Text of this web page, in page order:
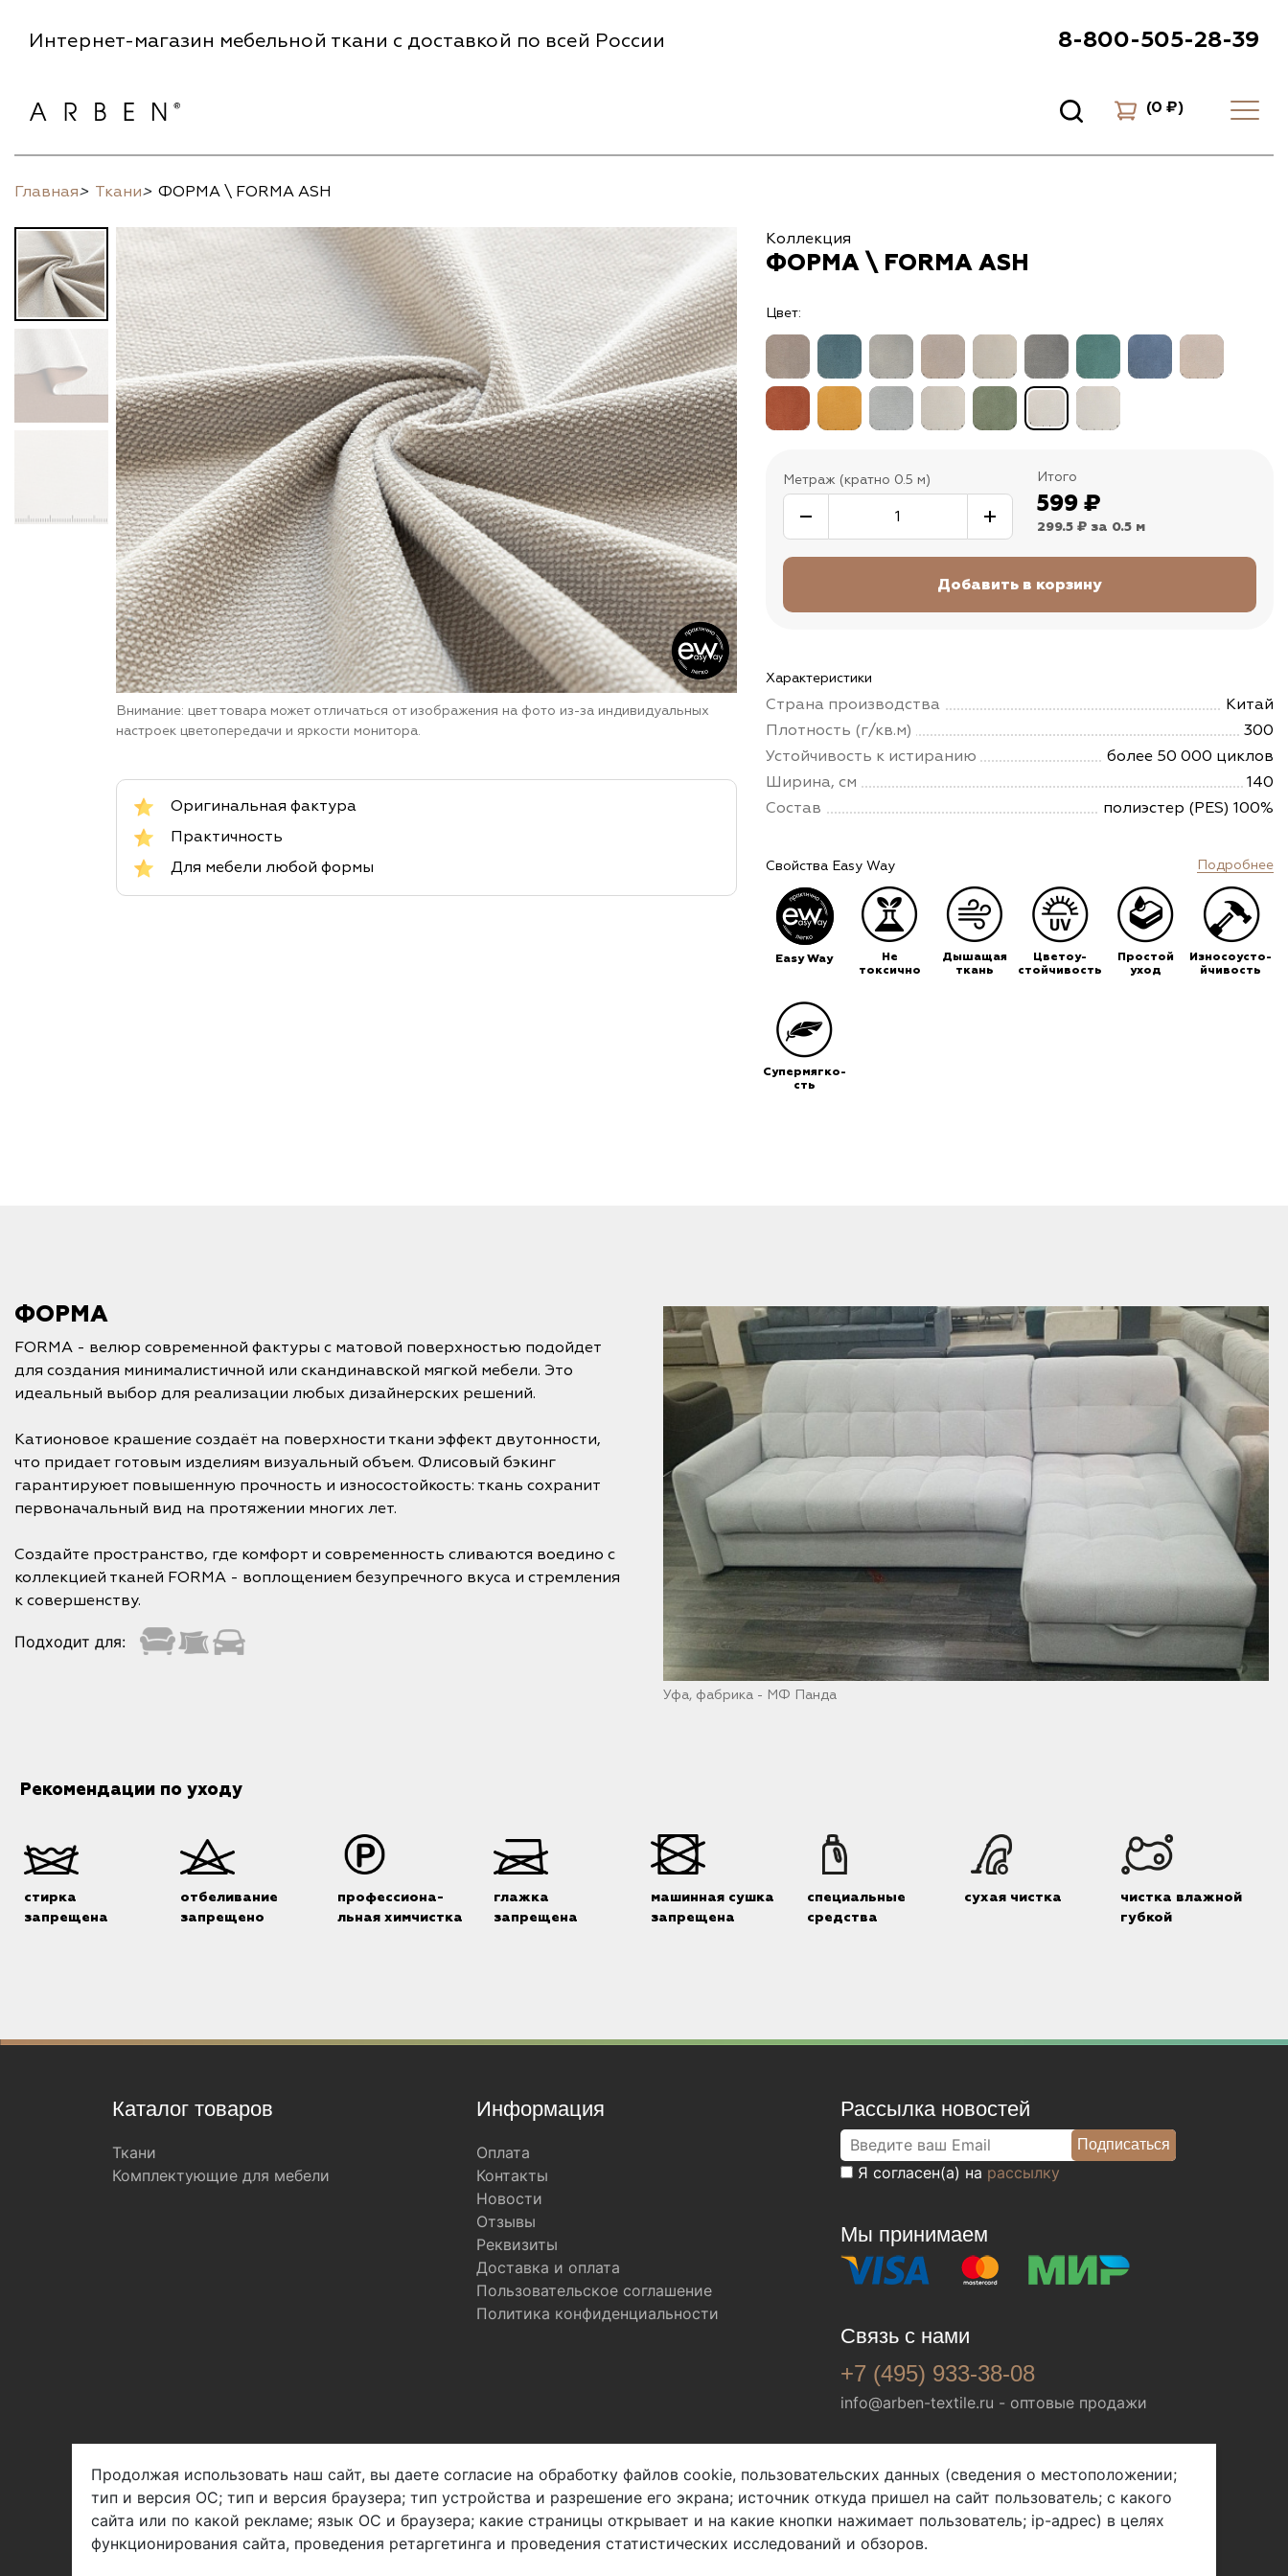
Интернет-магазин мебельной ткани с доставкой по всей России 8-800-505-28-39
(0 ₽)
Главная> Ткани> ФОРМА \ FORMA ASH
Внимание: цвет товара может отличаться от изображения на фото из-за индивидуальных
настроек цветопередачи и яркости монитора.
Оригинальная фактура
Практичность
Для мебели любой формы
Коллекция
ФОРМА \ FORMA ASH
Цвет:
Метраж (кратно 0.5 м) Итого
599 ₽
299.5 ₽ за 0.5 м
Характеристики
Страна производства
Китай
Плотность (г/кв.м)
300
Устойчивость к истиранию
более 50 000 циклов
Ширина, см
140
Состав
полиэстер (PES) 100%
Свойства Easy Way Подробнее
Easy Way
Не
токсично
Дышащая
ткань
Цветоу-
стойчивость
Простой
уход
Износоусто-
йчивость
Супермягко-
сть
ФОРМА
FORMA - велюр современной фактуры с матовой поверхностью подойдет
для создания минималистичной или скандинавской мягкой мебели. Это
идеальный выбор для реализации любых дизайнерских решений.
Катионовое крашение создаёт на поверхности ткани эффект двутонности,
что придает готовым изделиям визуальный объем. Флисовый бэкинг
гарантируюет повышенную прочность и износостойкость: ткань сохранит
первоначальный вид на протяжении многих лет.
Создайте пространство, где комфорт и современность сливаются воедино с
коллекцией тканей FORMA - воплощением безупречного вкуса и стремления
к совершенству.
Подходит для:
Уфа, фабрика - МФ Панда
Рекомендации по уходу
стирка
запрещена
отбеливание
запрещено
профессиона-
льная химчистка
глажка
запрещена
машинная сушка
запрещена
специальные
средства
сухая чистка
чистка влажной
губкой
Каталог товаров
Ткани
Комплектующие для мебели
Информация
Оплата
Контакты
Новости
Отзывы
Реквизиты
Доставка и оплата
Пользовательское соглашение
Политика конфиденциальности
Рассылка новостей
Я согласен(а) на рассылку
Мы принимаем
Связь с нами
+7 (495) 933-38-08
info@arben-textile.ru - оптовые продажи
Арбен текстиль г. Щелково, пер.
1-й Советский д.25, владение 2.
Мы в соц. сетях
Продолжая использовать наш сайт, вы даете согласие на обработку файлов cookie, пользовательских данных (сведения о местоположении;
тип и версия ОС; тип и версия браузера; тип устройства и разрешение его экрана; источник откуда пришел на сайт пользователь; с какого
сайта или по какой рекламе; язык ОС и браузера; какие страницы открывает и на какие кнопки нажимает пользователь; ip-адрес) в целях
функционирования сайта, проведения ретаргетинга и проведения статистических исследований и обзоров.